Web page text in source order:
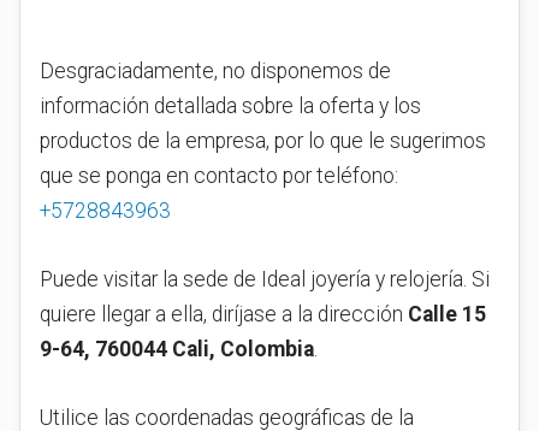
Desgraciadamente, no disponemos de
información detallada sobre la oferta y los
productos de la empresa, por lo que le sugerimos
que se ponga en contacto por teléfono:
+5728843963
Puede visitar la sede de Ideal joyería y relojería. Si
quiere llegar a ella, diríjase a la dirección Calle 15
9-64, 760044 Cali, Colombia
Utilice las coordenadas geográficas de la